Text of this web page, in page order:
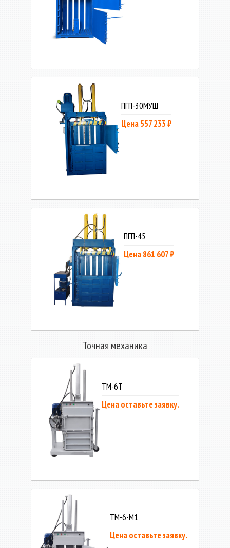
ПГП-30МУШ
Цена 557 233 ₽
ПГП-45
Цена 861 607 ₽
Точная механика
ТМ-6Т
Цена оставьте заявку.
ТМ-6-М1
Цена оставьте заявку.